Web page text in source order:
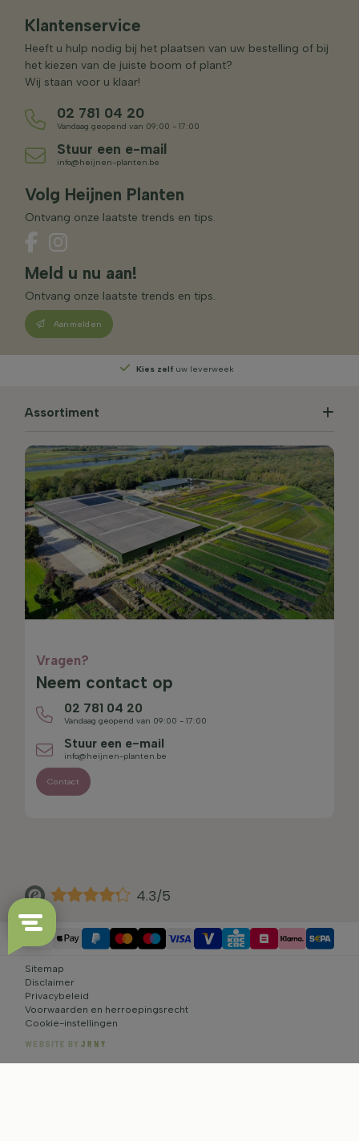
Klantenservice
Heeft u hulp nodig bij het plaatsen van uw bestelling of bij
het kiezen van de juiste boom of plant?
Wij staan voor u klaar!
02 781 04 20
Vandaag geopend van 09:00 - 17:00
Stuur een e-mail
info@heijnen-planten.be
Volg Heijnen Planten
Ontvang onze laatste trends en tips.
Meld u nu aan!
Ontvang onze laatste trends en tips.
Aanmelden
Kies zelf uw leverweek
Assortiment
Vragen?
Neem contact op
02 781 04 20
Vandaag geopend van 09:00 - 17:00
Stuur een e-mail
info@heijnen-planten.be
Contact
4.3/5
Sitemap
Disclaimer
Privacybeleid
Voorwaarden en herroepingsrecht
Cookie-instellingen